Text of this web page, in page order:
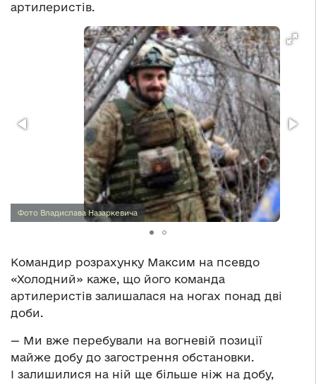
артилеристів.
Фото Владислава Назаркевича
Командир розрахунку Максим на псевдо
«Холодний» каже, що його команда
артилеристів залишалася на ногах понад дві
доби.
— Ми вже перебували на вогневій позиції
майже добу до загострення обстановки.
І залишилися на ній ще більше ніж на добу,